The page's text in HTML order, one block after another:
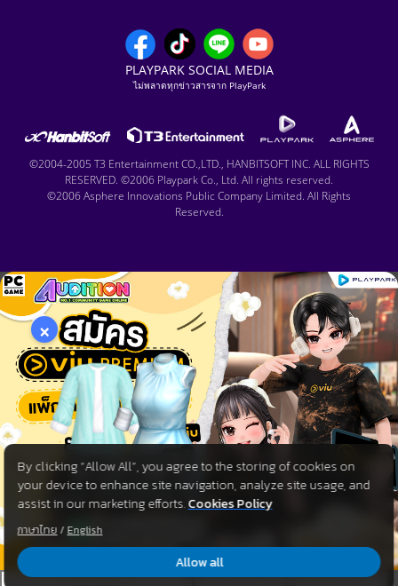
PLAYPARK SOCIAL MEDIA
ไม่พลาดทุกข่าวสารจาก PlayPark
©2004-2005 T3 Entertainment CO.,LTD., HANBITSOFT INC. ALL RIGHTS
RESERVED. ©2006 Playpark Co., Ltd. All rights reserved.
©2006 Asphere Innovations Public Company Limited. All Rights
Reserved.
By clicking “Allow All”, you agree to the storing of cookies on
your device to enhance site navigation, analyze site usage, and
assist in our marketing efforts.Cookies Policy
ภาษาไทย / English
Allow all
×